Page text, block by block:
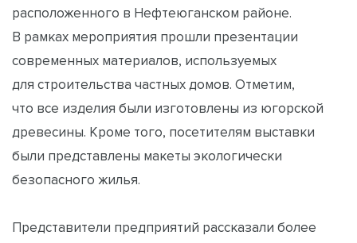
расположенного в Нефтеюганском районе.
В рамках мероприятия прошли презентации
современных материалов, используемых
для строительства частных домов. Отметим,
что все изделия были изготовлены из югорской
древесины. Кроме того, посетителям выставки
были представлены макеты экологически
безопасного жилья.
Представители предприятий рассказали более